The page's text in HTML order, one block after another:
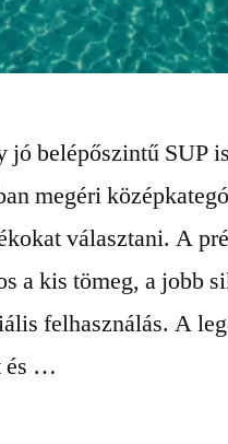
belépőszintű SUP
megéri
választani. A
a kis tömeg, a jobb
felhasználás. A
és …